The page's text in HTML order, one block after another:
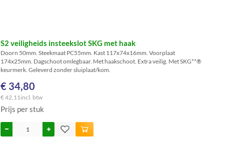
S2 veiligheids insteekslot SKG met haak
Doorn 50mm. Steekmaat PC55mm. Kast 117x74x16mm. Voorplaat
174x25mm. Dagschoot omlegbaar. Met haakschoot. Extra veilig. Met SKG**®
keurmerk. Geleverd zonder sluiplaat/kom.
€ 34,80
€ 42,11 incl. btw
Prijs per stuk